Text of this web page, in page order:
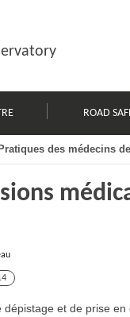
ROAD
Pratiques des médecins
et de prise en